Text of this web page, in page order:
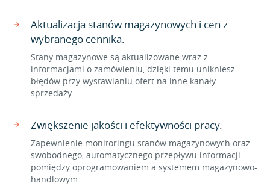
Aktualizacja stanów magazynowych i cen z
wybranego cennika.
Stany magazynowe są aktualizowane wraz z
informacjami o zamówieniu, dzięki temu unikniesz
błędów przy wystawianiu ofert na inne kanały
sprzedaży.
Zwiększenie jakości i efektywności pracy.
Zapewnienie monitoringu stanów magazynowych oraz
swobodnego, automatycznego przepływu informacji
pomiędzy oprogramowaniem a systemem magazynowo-
handlowym.